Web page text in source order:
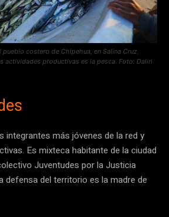
pueblo costero de Chipehua, en Salina Cruz,
actividades productivas es la pesca. Foto: Daliri
integrantes más jóvenes de la red y
Es mixteca habitante de la ciudad
Juventudes por la Justicia
defensa del territorio es la madre de